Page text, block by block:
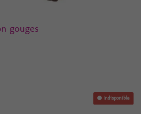
gouges
Indisponible